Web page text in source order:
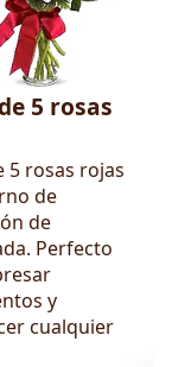
5 rosas
5 rosas rojas
de
de
Perfecto
y
cualquier